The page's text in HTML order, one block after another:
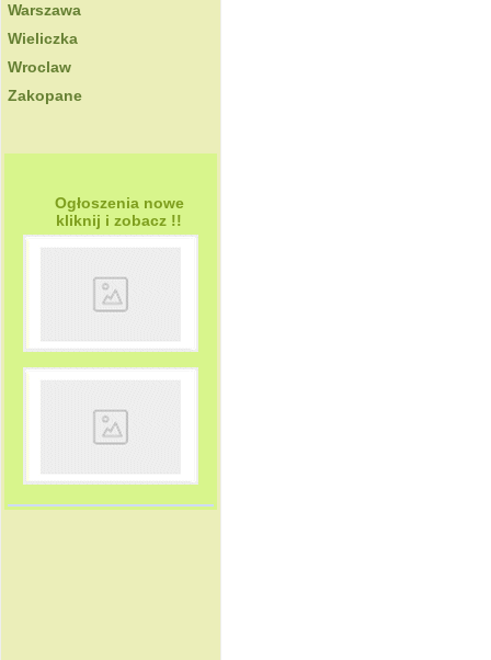
Warszawa
Wieliczka
Wroclaw
Zakopane
Ogłoszenia nowe
kliknij i zobacz !!